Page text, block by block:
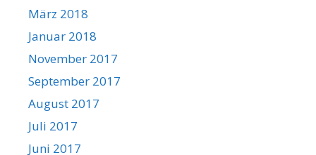
März 2018
Januar 2018
November 2017
September 2017
August 2017
Juli 2017
Juni 2017